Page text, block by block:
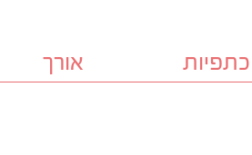
כתפיות אורך